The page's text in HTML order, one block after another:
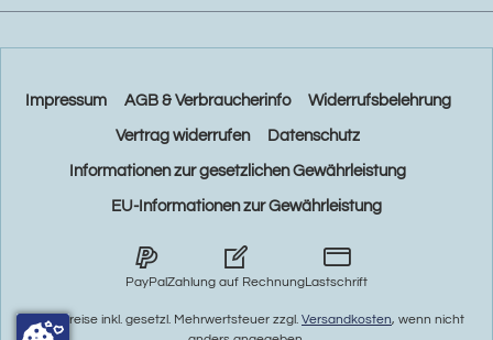
Impressum AGB & Verbraucherinfo Widerrufsbelehrung
Vertrag widerrufen Datenschutz
Informationen zur gesetzlichen Gewährleistung
EU-Informationen zur Gewährleistung
PayPalZahlung auf RechnungLastschrift
* Alle Preise inkl. gesetzl. Mehrwertsteuer zzgl. Versandkosten, wenn nicht